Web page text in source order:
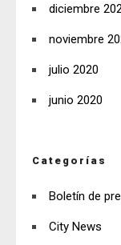
diciembre
noviembre
julio 2020
junio 2020
Categorías
Boletín de
City News